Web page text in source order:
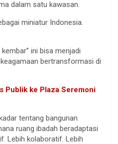
dalam satu kawasan.
miniatur Indonesia.
ini bisa menjadi
bertransformasi di
Publik ke Plaza Seremoni
tentang bangunan
ruang ibadah beradaptasi
Lebih kolaboratif. Lebih